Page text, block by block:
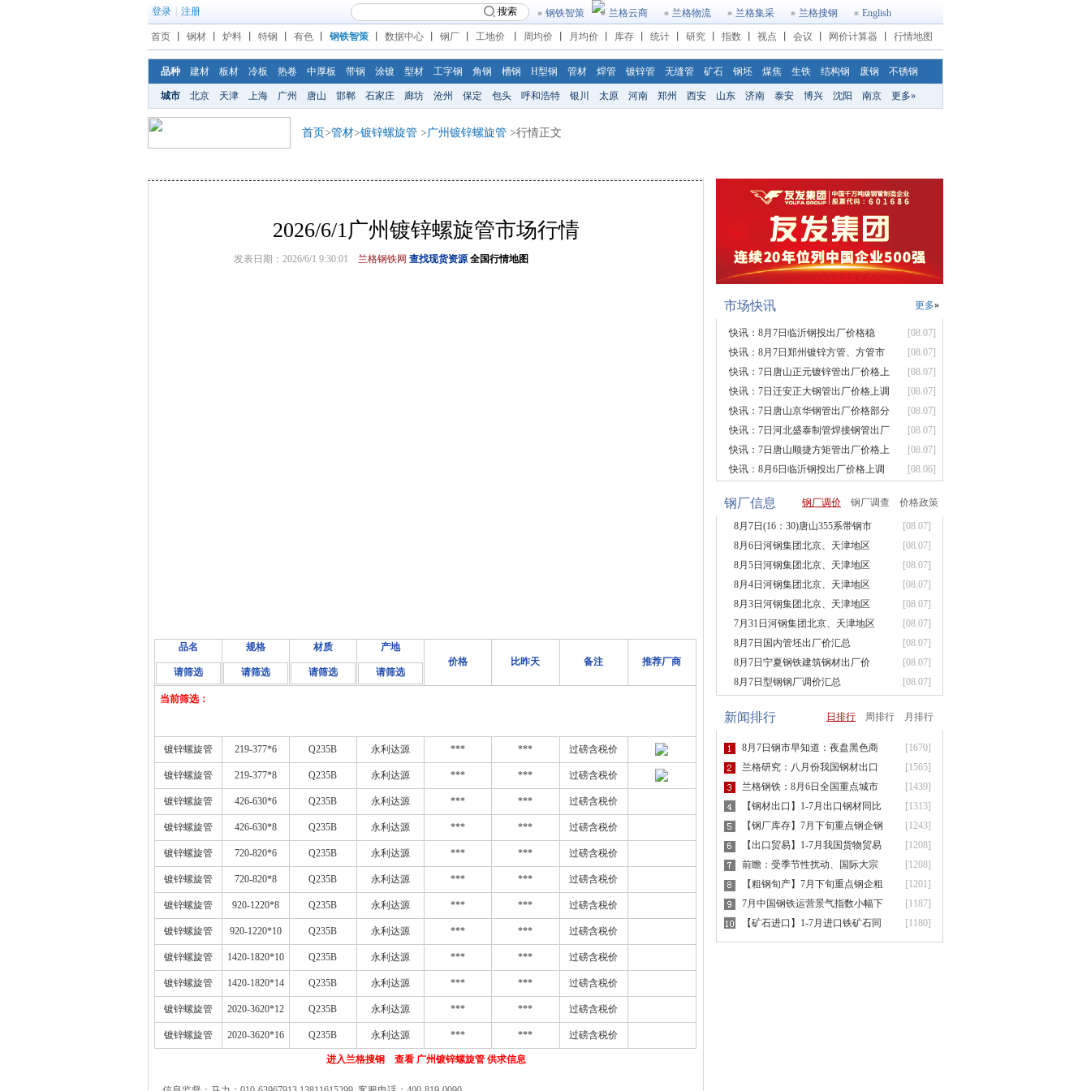
登录 注册 搜索 钢铁智策 兰格云商 兰格物流 兰格集采 兰格搜钢 English
首页 钢材 炉料 特钢 有色 钢铁智策 数据中心 钢厂 工地价 周均价 月均价 库存 统计 研究 指数 视点 会议 网价计算器 行情地图
品种 建材 板材 冷板 热卷 中厚板 带钢 涂镀 型材 工字钢 角钢 槽钢 H型钢 管材 焊管 镀锌管 无缝管 矿石 钢坯 煤焦 生铁 结构钢 废钢 不锈钢
城市 北京 天津 上海 广州 唐山 邯郸 石家庄 廊坊 沧州 保定 包头 呼和浩特 银川 太原 河南 郑州 西安 山东 济南 泰安 博兴 沈阳 南京 更多»
首页>管材>镀锌螺旋管 >广州镀锌螺旋管 >行情正文
2026/6/1广州镀锌螺旋管市场行情
发表日期：2026/6/1 9:30:01 兰格钢铁网 查找现货资源 全国行情地图
品名
请筛选
规格
请筛选
材质
请筛选
产地
请筛选
价格 比昨天 备注 推荐厂商
当前筛选：
镀锌螺旋管 219-377*6 Q235B 永利达源 *** *** 过磅含税价
镀锌螺旋管 219-377*8 Q235B 永利达源 *** *** 过磅含税价
镀锌螺旋管 426-630*6 Q235B 永利达源 *** *** 过磅含税价
镀锌螺旋管 426-630*8 Q235B 永利达源 *** *** 过磅含税价
镀锌螺旋管 720-820*6 Q235B 永利达源 *** *** 过磅含税价
镀锌螺旋管 720-820*8 Q235B 永利达源 *** *** 过磅含税价
镀锌螺旋管 920-1220*8 Q235B 永利达源 *** *** 过磅含税价
镀锌螺旋管 920-1220*10 Q235B 永利达源 *** *** 过磅含税价
镀锌螺旋管 1420-1820*10 Q235B 永利达源 *** *** 过磅含税价
镀锌螺旋管 1420-1820*14 Q235B 永利达源 *** *** 过磅含税价
镀锌螺旋管 2020-3620*12 Q235B 永利达源 *** *** 过磅含税价
镀锌螺旋管 2020-3620*16 Q235B 永利达源 *** *** 过磅含税价
进入兰格搜钢 查看 广州镀锌螺旋管 供求信息